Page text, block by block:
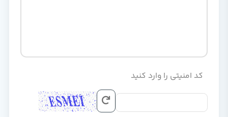
کد امنیتی را وارد کنید